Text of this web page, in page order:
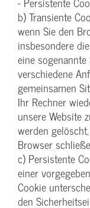
b) Transiente
wenn Sie den
insbesondere
eine
verschiedene
gemeinsamen
Ihr Rechner
unsere Website
werden
Browser
c) Persistente
einer
Cookie
den